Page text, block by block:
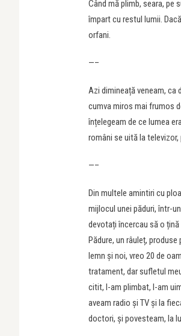
Când mă plimb, seara, pe
împart cu restul lumii.
orfani.
—–
Azi dimineață veneam, ca
cumva miros mai frumos
înțelegeam de ce lumea
români se uită la
—–
Din multele amintiri cu
mijlocul unei păduri, într-
devotați încercau să o
Pădure, un râuleț,
lemn și noi, vreo 20 de
tratament, dar sufletul
citit, l-am plimbat, l-am
aveam radio și TV și la
doctori, și povesteam, la